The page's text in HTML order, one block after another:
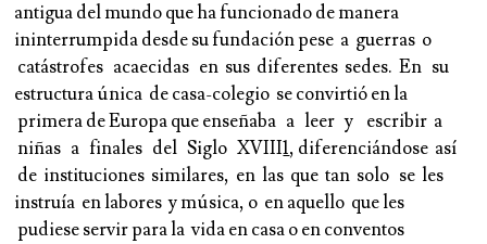
antigua del mundoque ha funcionado de manera
ininterrumpida desde su fundación pese a guerras o
catástrofes acaecidas en sus diferentes sedes. En su
estructura única de casa-colegio se convirtió en la
primera de Europa que enseñaba a leer y escribir a
niñas a finales del Siglo XVIII1, diferenciándose así
de instituciones similares, en las que tan solo se les
instruía en labores y música, o en aquello que les
pudiese servir para la vida en casa o en conventos